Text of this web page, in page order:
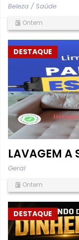
Beleza / Saúde
Ontem
DESTAQUE
LAVAGEM A
Geral
Ontem
DESTAQUE